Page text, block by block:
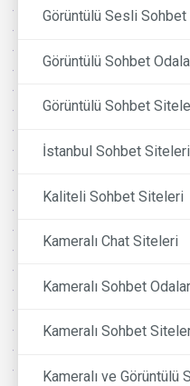
Görüntülü Sesli Sohbet
Görüntülü Sohbet
Görüntülü Sohbet
İstanbul Sohbet Siteleri
Kaliteli Sohbet Siteleri
Kameralı Chat Siteleri
Kameralı Sohbet
Kameralı Sohbet
Kameralı ve Görüntülü